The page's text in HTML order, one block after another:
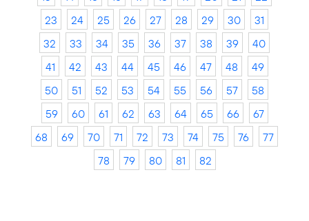
23
24 25 26 27 28 29 30
31
32
33 34 35 36 37 38 39
40
41
42 43 44 45 46 47 48
49
50
51 52 53 54 55 56 57
58
59
60 61 62 63 64 65 66
67
68
69 70 71 72 73 74 75 76
77
78
79 80 81 82